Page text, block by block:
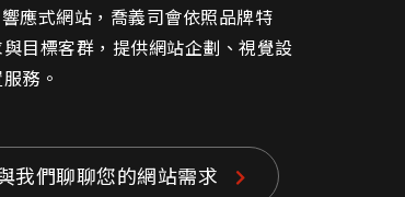
應式網站，喬義司會依照品牌特
目標客群，提供網站企劃、視覺設
務。
我們聊聊您的網站需求